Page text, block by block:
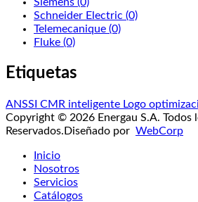
Schneider Electric (0)
Telemecanique (0)
Fluke (0)
Etiquetas
ANSSI CMR inteligente Logo
Copyright © 2026 Energau S.A. Todos
Reservados. Diseñado por WebCorp
Inicio
Nosotros
Servicios
Catálogos